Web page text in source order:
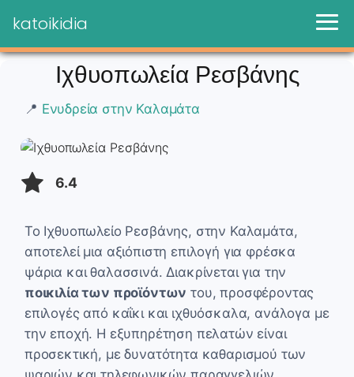
katoikidia
Ιχθυοπωλεία Ρεσβάνης
📍 Ενυδρεία στην Καλαμάτα
6.4
Το Ιχθυοπωλείο Ρεσβάνης, στην Καλαμάτα,
αποτελεί μια αξιόπιστη επιλογή για φρέσκα
ψάρια και θαλασσινά. Διακρίνεται για την
ποικιλία των προϊόντων του, προσφέροντας
επιλογές από καΐκι και ιχθυόσκαλα, ανάλογα με
την εποχή. Η εξυπηρέτηση πελατών είναι
προσεκτική, με δυνατότητα καθαρισμού των